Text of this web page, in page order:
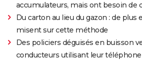
accumulateurs, mais ont besoin de
Du carton au lieu du gazon : de plus
misent sur cette méthode
Des policiers déguisés en buisson
conducteurs utilisant leur